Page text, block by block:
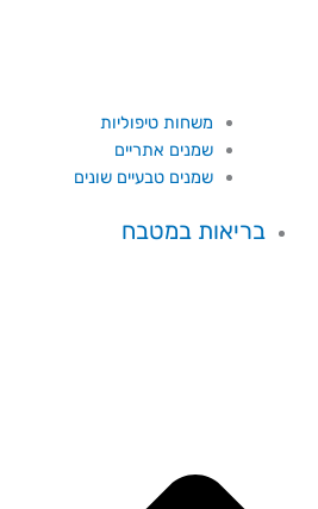
משחות טיפוליות
שמנים אתריים
שמנים טבעיים שונים
בריאות במטבח